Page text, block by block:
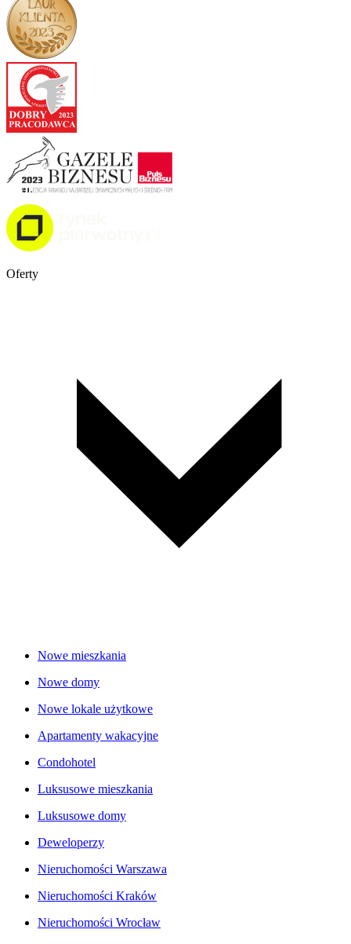
Oferty
Nowe mieszkania
Nowe domy
Nowe lokale użytkowe
Apartamenty wakacyjne
Condohotel
Luksusowe mieszkania
Luksusowe domy
Deweloperzy
Nieruchomości Warszawa
Nieruchomości Kraków
Nieruchomości Wrocław